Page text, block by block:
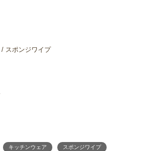
/ スポンジワイプ
キッチンウェア スポンジワイプ